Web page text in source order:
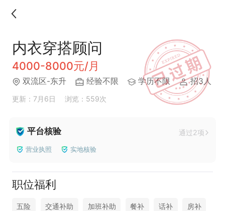
内衣穿搭顾问
4000-8000元/月
双流区-东升 经验不限 学历不限 招3人
更新：7月6日 浏览：559次
平台核验 通过2项
营业执照 实地核验
职位福利
五险 交通补助 加班补助 餐补 话补 房补